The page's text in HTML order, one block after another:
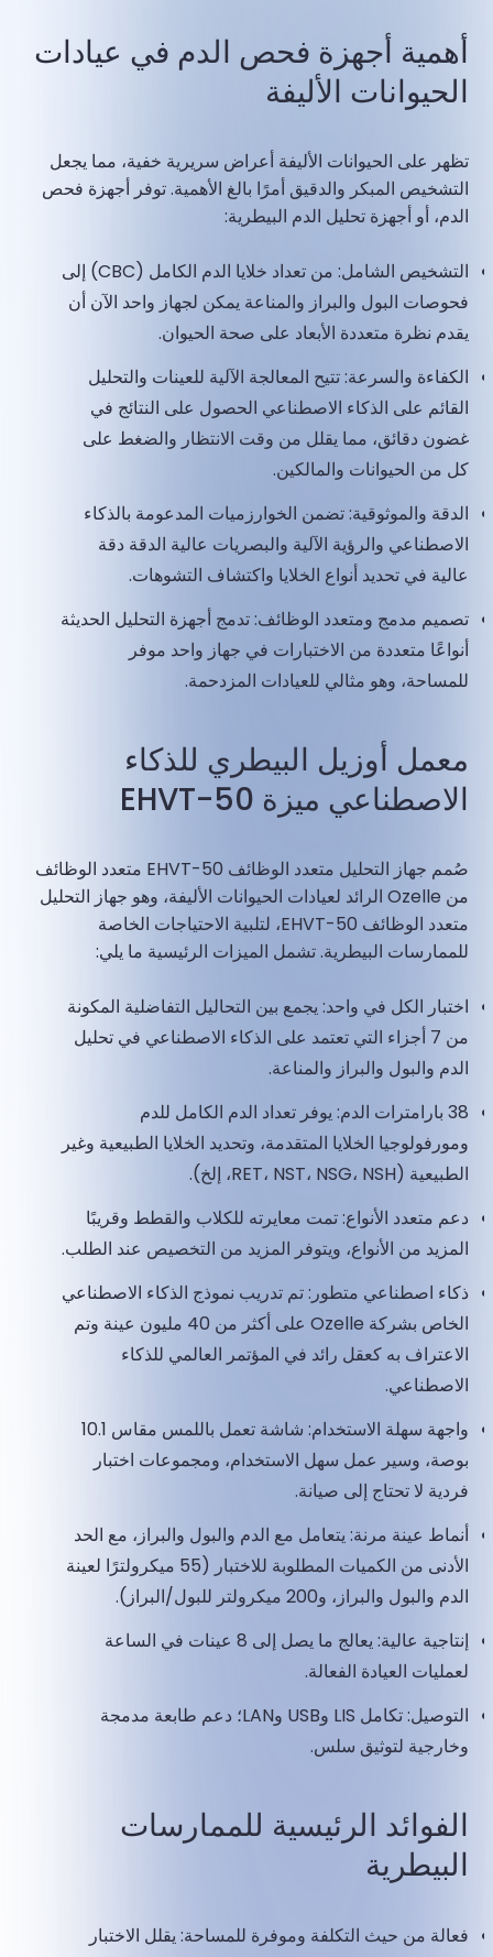
أهمية أجهزة فحص الدم في عيادات
الحيوانات الأليفة
تظهر على الحيوانات الأليفة أعراض سريرية خفية، مما يجعل
التشخيص المبكر والدقيق أمرًا بالغ الأهمية. توفر أجهزة فحص
الدم، أو أجهزة تحليل الدم البيطرية:
التشخيص الشامل: من تعداد خلايا الدم الكامل (CBC) إلى
فحوصات البول والبراز والمناعة يمكن لجهاز واحد الآن أن
يقدم نظرة متعددة الأبعاد على صحة الحيوان.
الكفاءة والسرعة: تتيح المعالجة الآلية للعينات والتحليل
القائم على الذكاء الاصطناعي الحصول على النتائج في
غضون دقائق، مما يقلل من وقت الانتظار والضغط على
كل من الحيوانات والمالكين.
الدقة والموثوقية: تضمن الخوارزميات المدعومة بالذكاء
الاصطناعي والرؤية الآلية والبصريات عالية الدقة دقة
عالية في تحديد أنواع الخلايا واكتشاف التشوهات.
تصميم مدمج ومتعدد الوظائف: تدمج أجهزة التحليل الحديثة
أنواعًا متعددة من الاختبارات في جهاز واحد موفر
للمساحة، وهو مثالي للعيادات المزدحمة.
معمل أوزيل البيطري للذكاء
الاصطناعي ميزة EHVT-50
صُمم جهاز التحليل متعدد الوظائف EHVT-50 متعدد الوظائف
من Ozelle الرائد لعيادات الحيوانات الأليفة، وهو جهاز التحليل
متعدد الوظائف EHVT-50، لتلبية الاحتياجات الخاصة
للممارسات البيطرية. تشمل الميزات الرئيسية ما يلي:
اختبار الكل في واحد: يجمع بين التحاليل التفاضلية المكونة
من 7 أجزاء التي تعتمد على الذكاء الاصطناعي في تحليل
الدم والبول والبراز والمناعة.
38 بارامترات الدم: يوفر تعداد الدم الكامل للدم
ومورفولوجيا الخلايا المتقدمة، وتحديد الخلايا الطبيعية وغير
الطبيعية (RET، NST، NSG، NSH، إلخ).
دعم متعدد الأنواع: تمت معايرته للكلاب والقطط وقريبًا
المزيد من الأنواع، ويتوفر المزيد من التخصيص عند الطلب.
ذكاء اصطناعي متطور: تم تدريب نموذج الذكاء الاصطناعي
الخاص بشركة Ozelle على أكثر من 40 مليون عينة وتم
الاعتراف به كعقل رائد في المؤتمر العالمي للذكاء
الاصطناعي.
واجهة سهلة الاستخدام: شاشة تعمل باللمس مقاس 10.1
بوصة، وسير عمل سهل الاستخدام، ومجموعات اختبار
فردية لا تحتاج إلى صيانة.
أنماط عينة مرنة: يتعامل مع الدم والبول والبراز، مع الحد
الأدنى من الكميات المطلوبة للاختبار (55 ميكرولترًا لعينة
الدم والبول والبراز، و200 ميكرولتر للبول/البراز).
إنتاجية عالية: يعالج ما يصل إلى 8 عينات في الساعة
لعمليات العيادة الفعالة.
التوصيل: تكامل LIS وUSB وLAN؛ دعم طابعة مدمجة
وخارجية لتوثيق سلس.
الفوائد الرئيسية للممارسات
البيطرية
فعالة من حيث التكلفة وموفرة للمساحة: يقلل الاختبار